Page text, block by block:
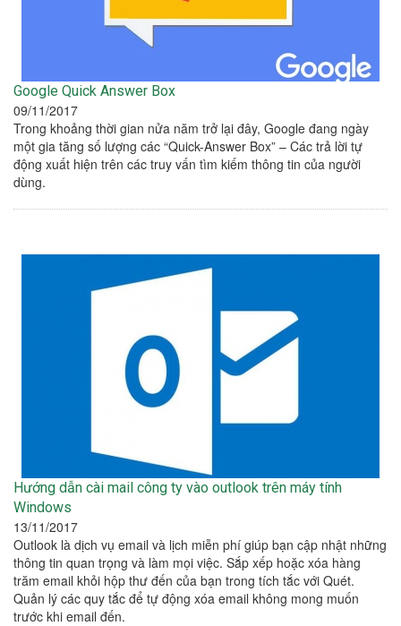
Google Quick Answer Box
09/11/2017
Trong khoảng thời gian nửa năm trở lại đây, Google đang ngày
một gia tăng số lượng các “Quick-Answer Box” – Các trả lời tự
động xuất hiện trên các truy vấn tìm kiếm thông tin của người
dùng.
Hướng dẫn cài mail công ty vào outlook trên máy tính
Windows
13/11/2017
Outlook là dịch vụ email và lịch miễn phí giúp bạn cập nhật những
thông tin quan trọng và làm mọi việc. Sắp xếp hoặc xóa hàng
trăm email khỏi hộp thư đến của bạn trong tích tắc với Quét.
Quản lý các quy tắc để tự động xóa email không mong muốn
trước khi email đến.